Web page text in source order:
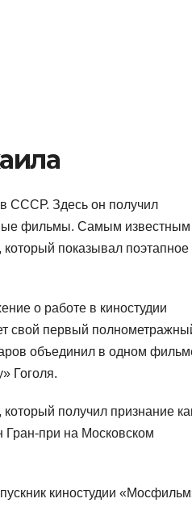
СССР. Здесь он получил
фильмы. Самым известным
показывал поэтапное
о работе в киностудии
свой первый
объединил в одном
Гоголя.
получил признание
Гран-при на Московском
киностудии